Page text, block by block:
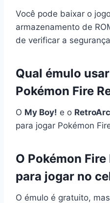
Você pode baixar o
armazenamento de
de verificar a
Qual émulo
Pokémon Fire
O My Boy! e o
para jogar Pokémon
O Pokémon
para jogar no
O émulo é gratuito,